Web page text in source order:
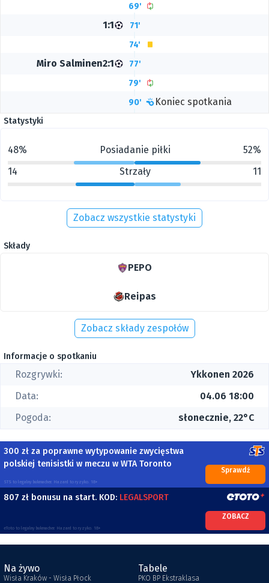
69'
1:1
71'
74'
2:1
Miro Salminen
77'
79'
90'
Koniec spotkania
Statystyki
48% Posiadanie piłki
52%
14
Strzały 11
Zobacz wszystkie statystyki
Składy
PEPO
Reipas
Zobacz składy zespołów
Informacje o spotkaniu
Rozgrywki:
Ykkonen 2026
Data:
04.06 18:00
Pogoda:
słonecznie, 22°C
300 zł za poprawne wytypowanie zwycięstwa
polskiej tenisistki w meczu w WTA Toronto
STS to legalny bukmacher. Hazard to ryzyko. 18+
Sprawdź
807 zł bonusu na start. KOD: LEGALSPORT
eToto to legalny bukmacher. Hazard to ryzyko. 18+
ZOBACZ
Na żywo
Wisła Kraków - Wisła Płock
Tabele
PKO BP Ekstraklasa